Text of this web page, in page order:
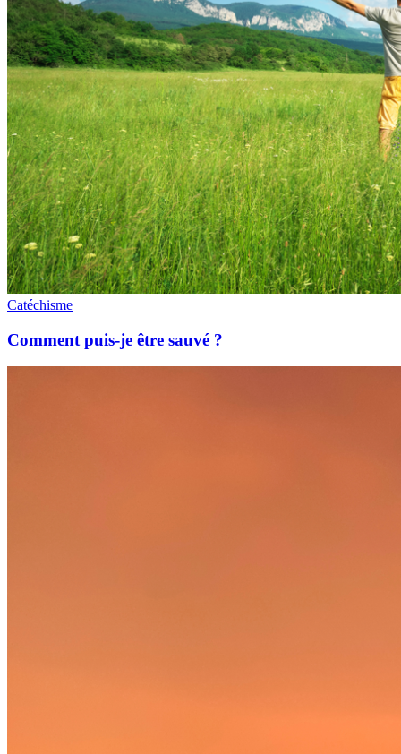
Catéchisme
Comment puis-je être sauvé ?